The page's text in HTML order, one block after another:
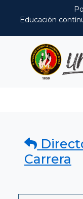
Educación
Carrera